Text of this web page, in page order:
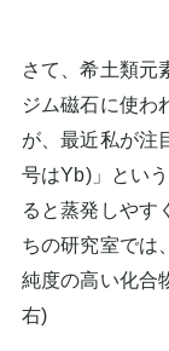
さて、希土類元
ジム磁石に使わ
が、最近私が注
号はYb)」とい
ると蒸発しやす
ちの研究室では
純度の高い化合
右)